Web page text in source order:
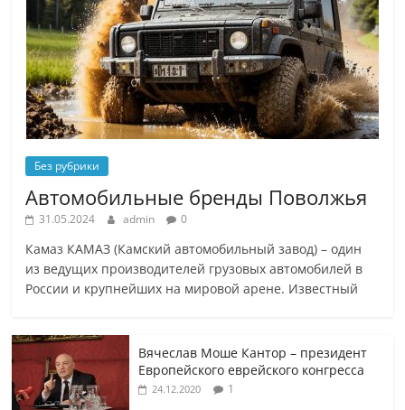
Без рубрики
Автомобильные бренды Поволжья
31.05.2024 admin 0
Камаз КАМАЗ (Камский автомобильный завод) – один
из ведущих производителей грузовых автомобилей в
России и крупнейших на мировой арене. Известный
Вячеслав Моше Кантор – президент
Европейского еврейского конгресса
24.12.2020 1